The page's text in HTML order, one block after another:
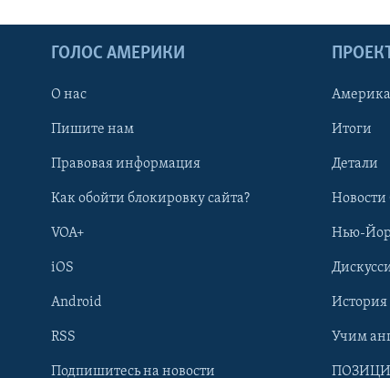
Learning English
ГОЛОС АМЕРИКИ
О нас
Пишите нам
Правовая информация
Как обойти блокировку сайта?
VOA+
iOS
Android
RSS
Подпишитесь на новости
Америка
Итоги
Детали
Нью-
История
Учим